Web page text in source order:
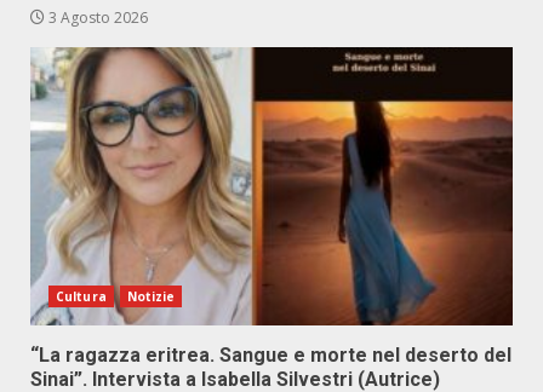
3 Agosto 2026
Cultura Notizie
“La ragazza eritrea. Sangue e morte nel deserto del
Sinai”. Intervista a Isabella Silvestri (Autrice)